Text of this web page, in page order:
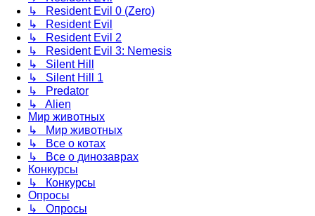
↳ Resident Evil 0 (Zero)
↳ Resident Evil
↳ Resident Evil 2
↳ Resident Evil 3: Nemesis
↳ Silent Hill
↳ Silent Hill 1
↳ Predator
↳ Alien
Мир животных
↳ Мир животных
↳ Все о котах
↳ Все о динозаврах
Конкурсы
↳ Конкурсы
Опросы
↳ Опросы